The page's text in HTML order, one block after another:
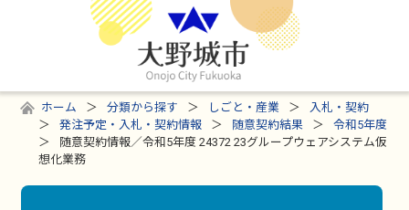
ホーム 分類から探す しごと・産業
入札・契約
発注予定・入札・契約情報
随意契約結果
令和5年度
随意契約情報／令和5年度 24372 23グループウェアシステム仮
想化業務